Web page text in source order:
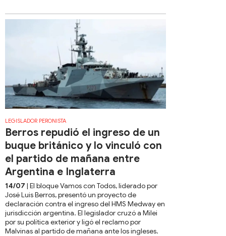
LEGISLADOR PERONISTA
Berros repudió el ingreso de un
buque británico y lo vinculó con
el partido de mañana entre
Argentina e Inglaterra
14/07 | El bloque Vamos con Todos, liderado por
José Luis Berros, presentó un proyecto de
declaración contra el ingreso del HMS Medway en
jurisdicción argentina. El legislador cruzó a Milei
por su política exterior y ligó el reclamo por
Malvinas al partido de mañana ante los ingleses.